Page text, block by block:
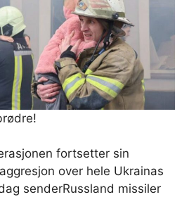
fortsetter sin
over hele Ukrainas
senderRussland missiler